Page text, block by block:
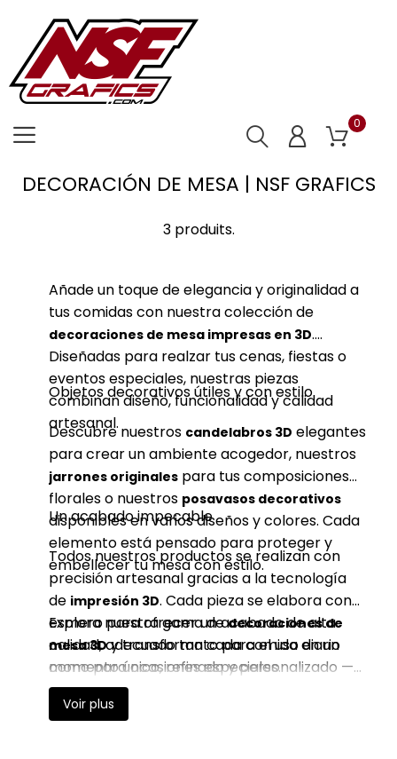
0
DECORACIÓN DE MESA | NSF GRAFICS
3 produits.
Añade un toque de elegancia y originalidad a
tus comidas con nuestra colección de
decoraciones de mesa impresas en 3D.
Diseñadas para realzar tus cenas, fiestas o
eventos especiales, nuestras piezas
combinan diseño, funcionalidad y calidad
artesanal.
Objetos decorativos útiles y con estilo
Descubre nuestros candelabros 3D elegantes
para crear un ambiente acogedor, nuestros
jarrones originales para tus composiciones
florales o nuestros posavasos decorativos
disponibles en varios diseños y colores. Cada
elemento está pensado para proteger y
embellecer tu mesa con estilo.
Un acabado impecable
Todos nuestros productos se realizan con
precisión artesanal gracias a la tecnología
de impresión 3D. Cada pieza se elabora con
esmero para ofrecer un acabado de alta
calidad, adecuado tanto para el uso diario
como para ocasiones especiales.
Explora nuestra gama dedecoraciones de
mesa 3Dy transforma cada comida en un
momento único, refinado y personalizado —
una creación firmada por
Voir plus